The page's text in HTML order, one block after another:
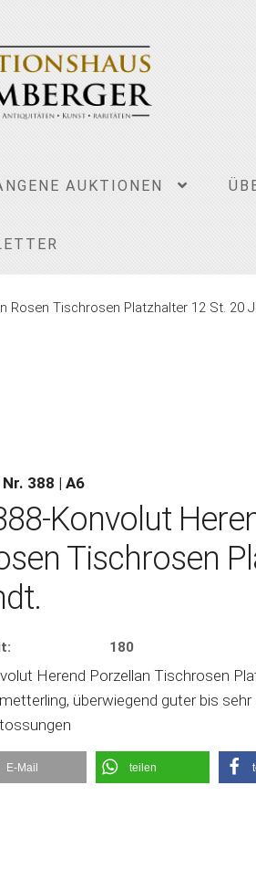
AUKTIONEN
Rosen Tischrosen Platzhalter 12 St. 20
388 | A6
Konvolut
Tischrosen
180
Herend Porzellan Tischrosen
überwiegend guter bis
E-Mail teilen